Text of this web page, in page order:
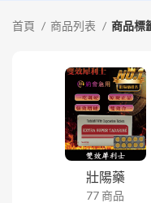
首頁 商品列表 商品標
壯陽藥
77 商品